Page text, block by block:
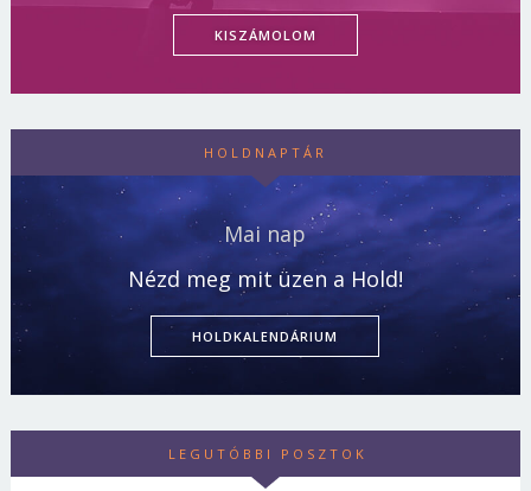
KISZÁMOLOM
HOLDNAPTÁR
Mai nap
Nézd meg mit üzen a Hold!
HOLDKALENDÁRIUM
LEGUTÓBBI POSZTOK